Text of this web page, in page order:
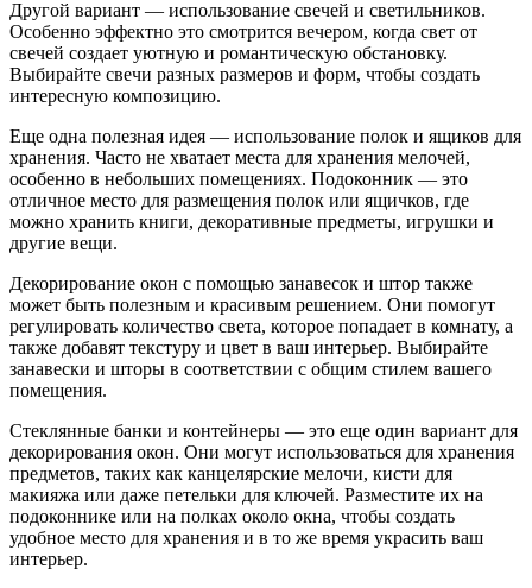
Другой вариант — использование свечей и светильников.
Особенно эффектно это смотрится вечером, когда свет от
свечей создает уютную и романтическую обстановку.
Выбирайте свечи разных размеров и форм, чтобы создать
интересную композицию.
Еще одна полезная идея — использование полок и ящиков для
хранения. Часто не хватает места для хранения мелочей,
особенно в небольших помещениях. Подоконник — это
отличное место для размещения полок или ящичков, где
можно хранить книги, декоративные предметы, игрушки и
другие вещи.
Декорирование окон с помощью занавесок и штор также
может быть полезным и красивым решением. Они помогут
регулировать количество света, которое попадает в комнату, а
также добавят текстуру и цвет в ваш интерьер. Выбирайте
занавески и шторы в соответствии с общим стилем вашего
помещения.
Стеклянные банки и контейнеры — это еще один вариант для
декорирования окон. Они могут использоваться для хранения
предметов, таких как канцелярские мелочи, кисти для
макияжа или даже петельки для ключей. Разместите их на
подоконнике или на полках около окна, чтобы создать
удобное место для хранения и в то же время украсить ваш
интерьер.